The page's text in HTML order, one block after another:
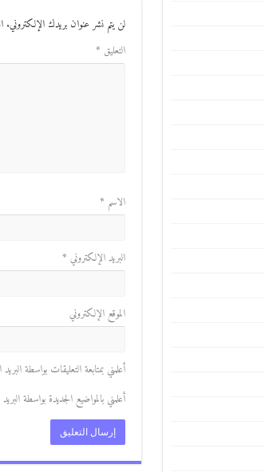
لن يتم نشر عنوان بريدك الإلكتروني.
التعليق *
الاسم *
البريد الإلكتروني *
الموقع الإلكتروني
أعلمني بمتابعة التعليقات بواسطة
أعلمني بالمواضيع الجديدة بواسطة